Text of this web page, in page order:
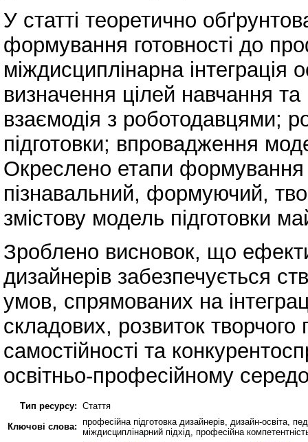
У статті теоретично
формування готовності до
міждисциплінарна інтеграція
визначення цілей навчання
взаємодія з роботодавцями;
підготовки; впровадження
Окреслено етапи формування
пізнавальний, формуючий,
змістову модель підготовки
Зроблено висновок, що
дизайнерів забезпечується
умов, спрямованих на
складових, розвиток творчого
самостійності та
освітньо-професійному
Тип ресурсу: Стаття
Ключові слова: професійна підготовка дизайнерів, дизайн-освіта,
міждисциплінарний підхід, професійна